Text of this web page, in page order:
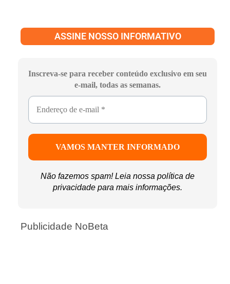
ASSINE NOSSO INFORMATIVO
Inscreva-se para receber conteúdo exclusivo em seu
e-mail, todas as semanas.
Não fazemos spam! Leia nossa política de
privacidade para mais informações.
Publicidade NoBeta